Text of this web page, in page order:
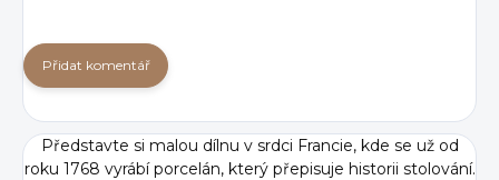
Přidat komentář
Představte si malou dílnu v srdci Francie, kde se už od
roku 1768 vyrábí porcelán, který přepisuje historii stolování.